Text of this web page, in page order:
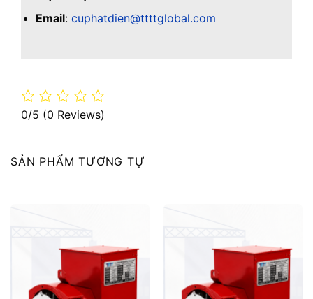
Email: cuphatdien@ttttglobal.com
0/5 (0 Reviews)
SẢN PHẨM TƯƠNG TỰ